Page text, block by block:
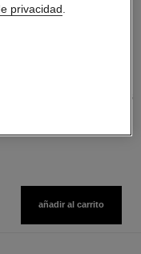
Impuestos Nacionales: $80,896
añadir al carrito
privacidad